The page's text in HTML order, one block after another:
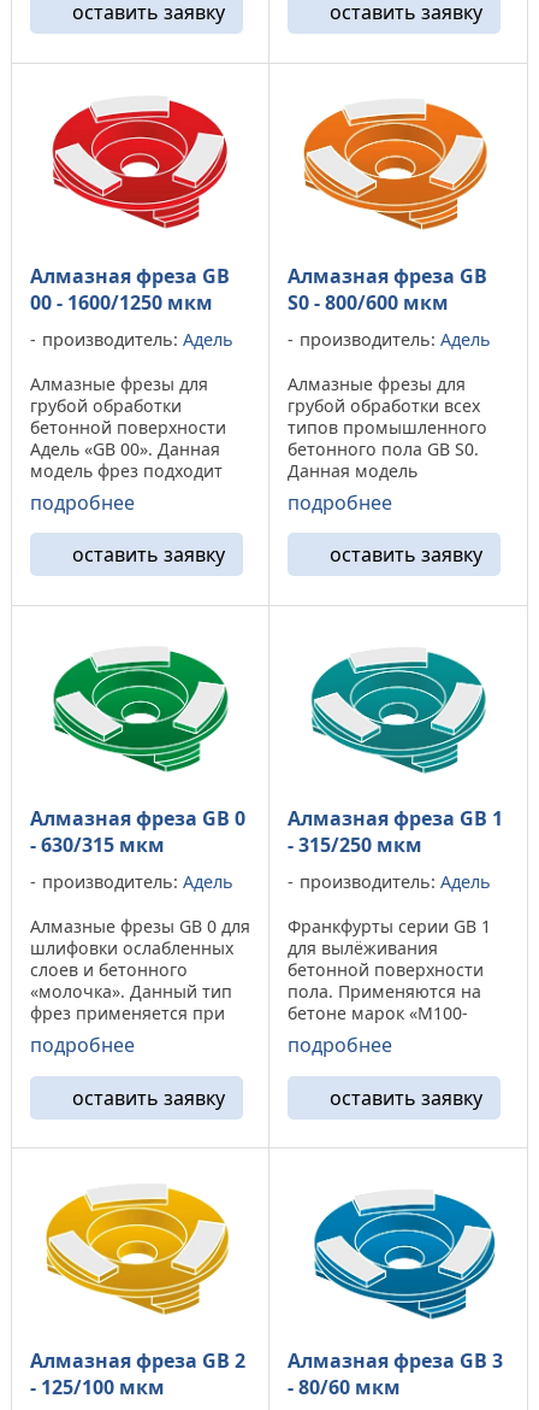
небольшие полимерные
покрытия глубиной не
более 1 мм. ...
оставить заявку
поверхностей, а на
бетонах высокой марки
наблюдается
оставить заявку
Алмазная фреза GB
00 - 1600/1250 мкм
производитель: Адель
Алмазные фрезы для
грубой обработки
бетонной поверхности
Адель «GB 00». Данная
модель фрез подходит
для обработки твердых
марок бетона, а на
марках бетона «м100-
м250» показывает
повышенный износ
алмазного сегмента.
подробнее
оставить заявку
Алмазная фреза GB
S0 - 800/600 мкм
производитель: Адель
Алмазные фрезы для
грубой обработки всех
типов промышленного
бетонного пола GB S0.
Данная модель
алмазного фрез от
компании «Адель»
показывает
значительный ресурс при
обработки бетона марки
не ниже «M350». На
подробнее
оставить заявку
Алмазная фреза GB 0
- 630/315 мкм
производитель: Адель
Алмазные фрезы GB 0 для
шлифовки ослабленных
слоев и бетонного
«молочка». Данный тип
фрез применяется при
обработки бетона
различных марок, от
M100 до М350. Алмазные
фрезы GB 0
демонстрируют
повышенный износ на
подробнее
оставить заявку
Алмазная фреза GB 1
- 315/250 мкм
производитель: Адель
Франкфурты серии GB 1
для вылёживания
бетонной поверхности
пола. Применяются на
бетоне марок «М100-
М350». На высоко
абразивных бетонах
(М100-М2550) показывает
повышенный износ. Во
время шлифовки
поверхности оставляет
подробнее
оставить заявку
Алмазная фреза GB 2
- 125/100 мкм
Алмазная фреза GB 3
- 80/60 мкм